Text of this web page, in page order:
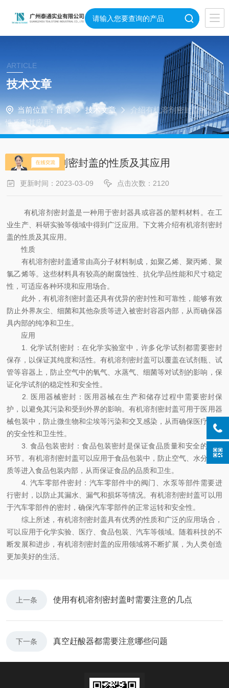
ARTICLE
技术文章
当前位置： 首页 技术文章
介绍有机溶剂密封盖的
性质及其应用
介绍有机溶剂密封盖的性质及其应用
更新时间：2023-03-09 点击次数：2120
有机溶剂密封盖是一种用于密封器具或容器的塑料材料。在工
业生产、科研实验等领域中得到广泛应用。下文将介绍有机溶剂密封
盖的性质及其应用。
性质
有机溶剂密封盖通常由高分子材料制成，如聚乙烯、聚丙烯、聚
氯乙烯等。这些材料具有较高的耐腐蚀性、抗化学品性能和尺寸稳定
性，可适应各种环境和应用场合。
此外，有机溶剂密封盖还具有优异的密封性和可靠性，能够有效
防止外界灰尘、细菌和其他杂质等进入被密封容器内部，从而确保器
具内部的纯净和卫生。
应用
1. 化学试剂密封：在化学实验室中，许多化学试剂都需要密封
保存，以保证其纯度和活性。有机溶剂密封盖可以覆盖在试剂瓶、试
管等容器上，防止空气中的氧气、水蒸气、细菌等对试剂的影响，保
证化学试剂的稳定性和安全性。
2. 医用器械密封：医用器械在生产和储存过程中需要密封保
护，以避免其污染和受到外界的影响。有机溶剂密封盖可用于医用器
械包装中，防止微生物和尘埃等污染和交叉感染，从而确保医疗器具
的安全性和卫生性。
3. 食品包装密封：食品包装密封是保证食品质量和安全的重要
环节。有机溶剂密封盖可以应用于食品包装中，防止空气、水分和杂
质等进入食品包装内部，从而保证食品的品质和卫生。
4. 汽车零部件密封：汽车零部件中的阀门、水泵等部件需要进
行密封，以防止其漏水、漏气和损坏等情况。有机溶剂密封盖可以用
于汽车零部件的密封，确保汽车零部件的正常运转和安全性。
综上所述，有机溶剂密封盖具有优秀的性质和广泛的应用场合，
可以应用于化学实验、医疗、食品包装、汽车等领域。随着科技的不
断发展和进步，有机溶剂密封盖的应用领域将不断扩展，为人类创造
更加美好的生活。
上一条 使用有机溶剂密封盖时需要注意的几点
下一条 真空赶酸器都需要注意哪些问题